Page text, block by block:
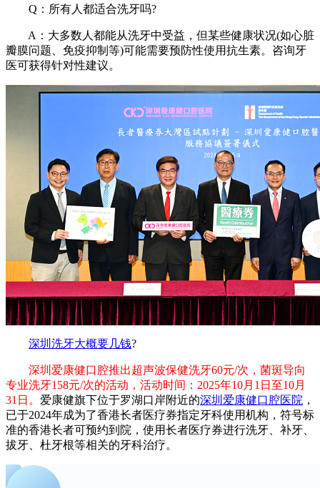
Q：所有人都适合洗牙吗?
A：大多数人都能从洗牙中受益，但某些健康状况(如心脏
瓣膜问题、免疫抑制等)可能需要预防性使用抗生素。咨询牙
医可获得针对性建议。
深圳洗牙大概要几钱?
深圳爱康健口腔推出超声波保健洗牙60元/次，菌斑导向
专业洗牙158元/次的活动，活动时间：2025年10月1日至10月
31日。 爱康健旗下位于罗湖口岸附近的深圳爱康健口腔医院 ，
已于2024年成为了香港长者医疗券指定牙科使用机构，符号标
准的香港长者可预约到院，使用长者医疗券进行洗牙、补牙、
拔牙、杜牙根等相关的牙科治疗。